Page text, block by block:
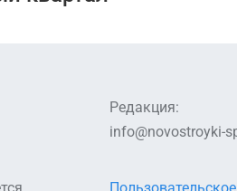
Редакция:
info@novostroyki-